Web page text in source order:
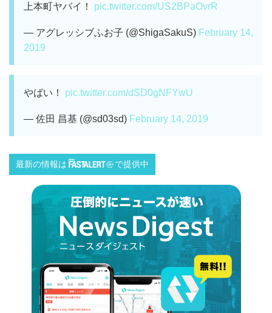
上本町ヤバイ！ pic.twitter.com/US2BPaOvrR
— アグレッシブふお子 (@ShigaSakuS) February 14,
2019
やばい！ pic.twitter.com/dSD0gNFYwU
— 佐田 昌基 (@sd03sd) February 14, 2019
最新の情報は で提供中